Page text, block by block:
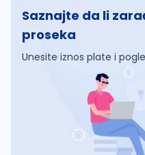
Saznajte da li
proseka
Unesite iznos plate i